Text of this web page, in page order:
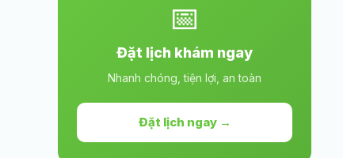
📅
Đặt lịch khám ngay
Nhanh chóng, tiện lợi, an toàn
Đặt lịch ngay →